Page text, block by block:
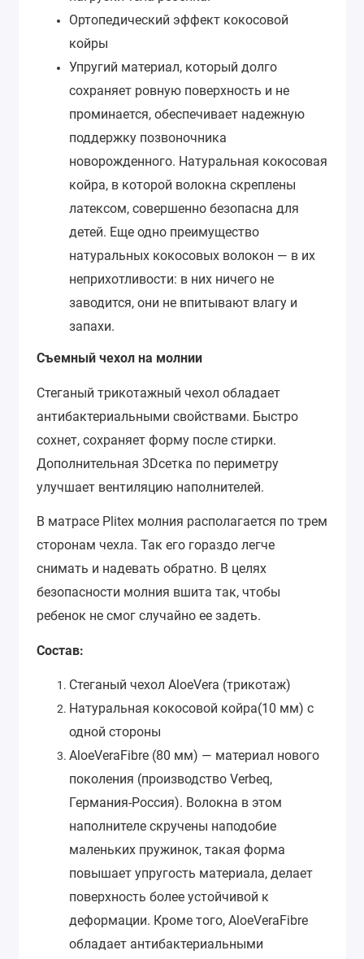
Ортопедический эффект кокосовой
койры
Упругий материал, который долго
сохраняет ровную поверхность и не
проминается, обеспечивает надежную
поддержку позвоночника
новорожденного. Натуральная кокосовая
койра, в которой волокна скреплены
латексом, совершенно безопасна для
детей. Еще одно преимущество
натуральных кокосовых волокон — в их
неприхотливости: в них ничего не
заводится, они не впитывают влагу и
запахи.
Съемный чехол на молнии
Стеганый трикотажный чехол обладает
антибактериальными свойствами. Быстро
сохнет, сохраняет форму после стирки.
Дополнительная 3Dсетка по периметру
улучшает вентиляцию наполнителей.
В матрасе Plitex молния располагается по трем
сторонам чехла. Так его гораздо легче
снимать и надевать обратно. В целях
безопасности молния вшита так, чтобы
ребенок не смог случайно ее задеть.
Состав:
Стеганый чехол AloeVera (трикотаж)
Натуральная кокосовой койра(10 мм) с
одной стороны
AloeVeraFibre (80 мм) — материал нового
поколения (производство Verbeq,
Германия-Россия). Волокна в этом
наполнителе скручены наподобие
маленьких пружинок, такая форма
повышает упругость материала, делает
поверхность более устойчивой к
деформации. Кроме того, AloeVeraFibre
обладает антибактериальными